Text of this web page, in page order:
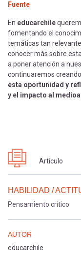
Fuente
En educarchile
fomentando el
temáticas tan
conocer más sobre
a poner atención a
continuaremos
esta oportunidad y
y el impacto al
Artículo
HABILIDAD /
Pensamiento crítico
AUTOR
educarchile